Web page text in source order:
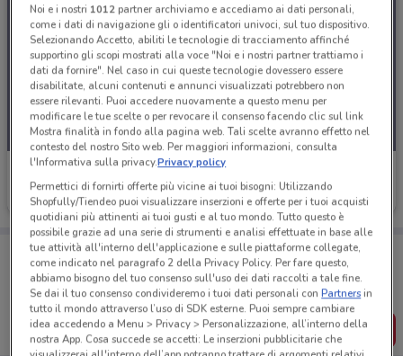
BNL
Scade il 05/11 775 m
Porta DoveConviene sempre con te!
Puoi trovare le migliori offerte dei negozi vicino a te,
salvarle e creare la tua lista del risparmio, comodamente
dal tuo cellulare.
SCARICA L’APP
Noi e i nostri 1012partner archiviamo e accediamo ai dati personali,
come i dati di navigazione gli o identificatori univoci, sul tuo dispositivo.
Selezionando Accetto, abiliti le tecnologie di tracciamento affinché
supportino gli scopi mostrati alla voce "Noi e i nostri partner trattiamo i
dati da fornire". Nel caso in cui queste tecnologie dovessero essere
disabilitate, alcuni contenuti e annunci visualizzati potrebbero non
essere rilevanti. Puoi accedere nuovamente a questo menu per
modificare le tue scelte o per revocare il consenso facendo clic sul link
Mostra finalità in fondo alla pagina web. Tali scelte avranno effetto nel
contesto del nostro Sito web. Per maggiori informazioni, consulta
l'Informativa sulla privacy.Privacy policy
Permettici di fornirti offerte più vicine ai tuoi bisogni: Utilizzando
Shopfully/Tiendeo puoi visualizzare inserzioni e offerte per i tuoi acquisti
quotidiani più attinenti ai tuoi gusti e al tuo mondo. Tutto questo è
possibile grazie ad una serie di strumenti e analisi effettuate in base alle
tue attività all'interno dell'applicazione e sulle piattaforme collegate,
come indicato nel paragrafo 2 della Privacy Policy. Per fare questo,
abbiamo bisogno del tuo consenso sull'uso dei dati raccolti a tale fine.
Se dai il tuo consenso condivideremo i tuoi dati personali conPartnersin
tutto il mondo attraverso l’uso di SDK esterne. Puoi sempre cambiare
idea accedendo a Menu > Privacy > Personalizzazione, all’interno della
nostra App. Cosa succede se accetti: Le inserzioni pubblicitarie che